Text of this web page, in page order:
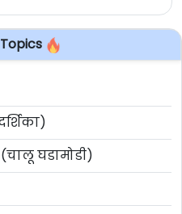
(चालू घडामोडी)